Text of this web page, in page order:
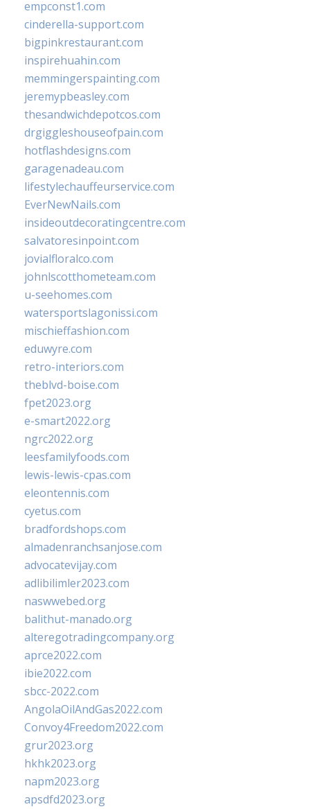
empconst1.com
cinderella-support.com
bigpinkrestaurant.com
inspirehuahin.com
memmingerspainting.com
jeremypbeasley.com
thesandwichdepotcos.com
drgiggleshouseofpain.com
hotflashdesigns.com
garagenadeau.com
lifestylechauffeurservice.com
EverNewNails.com
insideoutdecoratingcentre.com
salvatoresinpoint.com
jovialfloralco.com
johnlscotthometeam.com
u-seehomes.com
watersportslagonissi.com
mischieffashion.com
eduwyre.com
retro-interiors.com
theblvd-boise.com
fpet2023.org
e-smart2022.org
ngrc2022.org
leesfamilyfoods.com
lewis-lewis-cpas.com
eleontennis.com
cyetus.com
bradfordshops.com
almadenranchsanjose.com
advocatevijay.com
adlibilimler2023.com
naswwebed.org
balithut-manado.org
alteregotradingcompany.org
aprce2022.com
ibie2022.com
sbcc-2022.com
AngolaOilAndGas2022.com
Convoy4Freedom2022.com
grur2023.org
hkhk2023.org
napm2023.org
apsdfd2023.org